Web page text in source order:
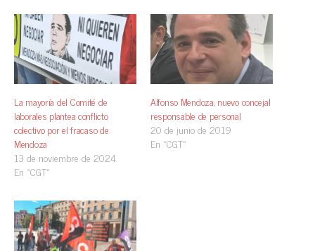
La mayoría del Comité de
laborales plantea conflicto
colectivo por el fracaso de
Mendoza
13 de noviembre de 2024
En «CGT»
Alfonso Mendoza, nuevo concejal
responsable de personal
20 de junio de 2019
En «CGT»